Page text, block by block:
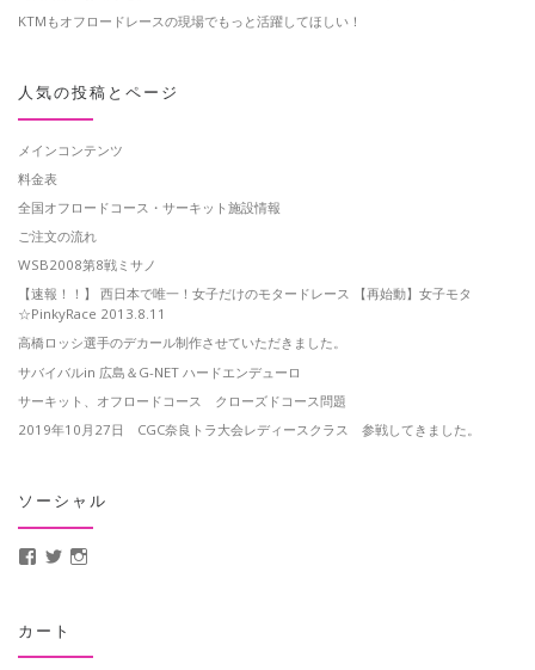
KTMもオフロードレースの現場でもっと活躍してほしい！
人気の投稿とページ
メインコンテンツ
料金表
全国オフロードコース・サーキット施設情報
ご注文の流れ
WSB2008第8戦ミサノ
【速報！！】 西日本で唯一！女子だけのモタードレース 【再始動】女子モタ
☆PinkyRace 2013.8.11
高橋ロッシ選手のデカール制作させていただきました。
サバイバルin 広島＆G-NET ハードエンデューロ
サーキット、オフロードコース クローズドコース問題
2019年10月27日 CGC奈良トラ大会レディースクラス 参戦してきました。
ソーシャル
MotoCrusader さんのプロフィールを Facebook で表示
@MotoCrusader さんのプロフィールを Twitter で表示
カート